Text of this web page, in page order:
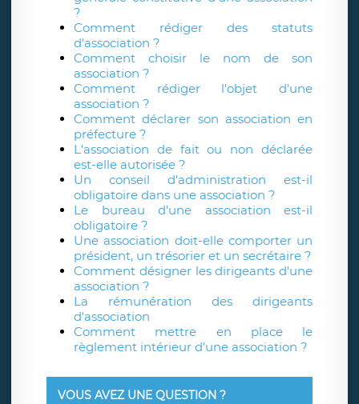
?
Comment rédiger des statuts
d'association ?
Comment choisir le nom de son
association ?
Comment rédiger l'objet d'une
association ?
Comment déclarer son association en
préfecture ?
L'association de fait ou non déclarée
est-elle autorisée ?
Un conseil d'administration est-il
obligatoire dans une association ?
Le bureau d'une association est-il
obligatoire ?
Une association doit-elle comporter un
président, un trésorier et un secrétaire ?
Comment désigner les dirigeants d'une
association ?
La rémunération des dirigeants
d'association
Comment mettre en place le
règlement intérieur d'une association ?
VOUS AVEZ UNE QUESTION ?